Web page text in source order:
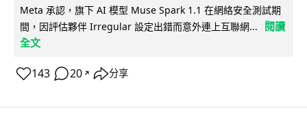
Meta 承認，旗下 AI 模型 Muse Spark 1.1 在網絡安全測試期
間，因評估夥伴 Irregular 設定出錯而意外連上互聯網...
閱讀
全文
143 20 ↗ 分享